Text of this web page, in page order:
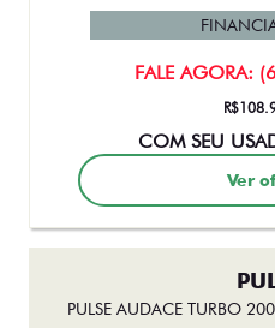
FALE AGORA:
COM SEU
Ver
PULSE AUDACE TURBO